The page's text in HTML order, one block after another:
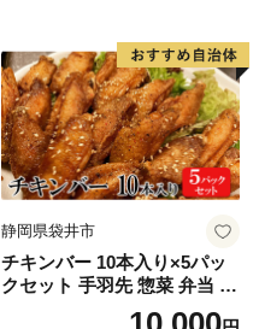
静岡県袋井市
チキンバー 10本入り×5パッ
クセット 手羽先 惣菜 弁当 お
かず お酒 おつまみ ギフト キ